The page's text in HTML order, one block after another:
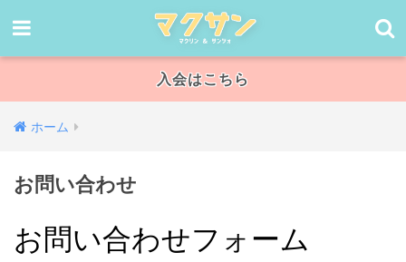
入会はこちら
ホーム
お問い合わせ